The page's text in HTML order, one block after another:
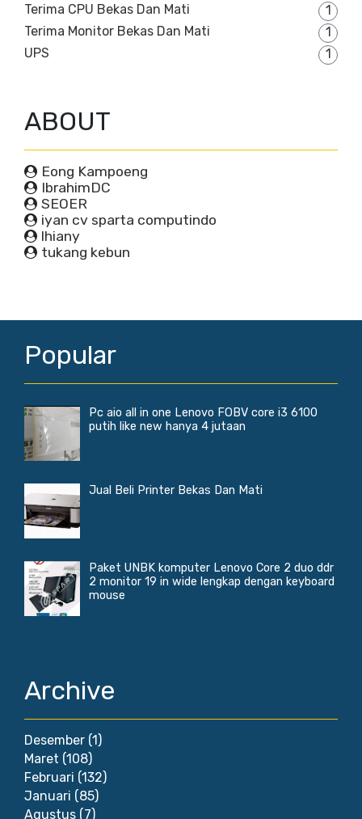
Terima CPU Bekas Dan Mati
1
Terima Monitor Bekas Dan Mati
1
UPS
1
ABOUT
Eong Kampoeng
IbrahimDC
SEOER
iyan cv sparta computindo
lhiany
tukang kebun
Popular
Pc aio all in one Lenovo FOBV core i3 6100
putih like new hanya 4 jutaan
Jual Beli Printer Bekas Dan Mati
Paket UNBK komputer Lenovo Core 2 duo ddr
2 monitor 19 in wide lengkap dengan keyboard
mouse
Archive
Desember (1)
Maret (108)
Februari (132)
Januari (85)
Agustus (7)